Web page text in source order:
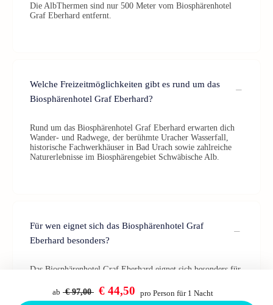
Die AlbThermen sind nur 500 Meter vom Biosphärenhotel
Graf Eberhard entfernt.
Welche Freizeitmöglichkeiten gibt es rund um das
Biosphärenhotel Graf Eberhard?
Rund um das Biosphärenhotel Graf Eberhard erwarten dich
Wander- und Radwege, der berühmte Uracher Wasserfall,
historische Fachwerkhäuser in Bad Urach sowie zahlreiche
Naturerlebnisse im Biosphärengebiet Schwäbische Alb.
Für wen eignet sich das Biosphärenhotel Graf
Eberhard besonders?
Das Biosphärenhotel Graf Eberhard eignet sich besonders für
nachhaltige Auszeit in ruhiger Lage suchen.
ab € 97,00 € 44,50 pro Person für 1 Nacht